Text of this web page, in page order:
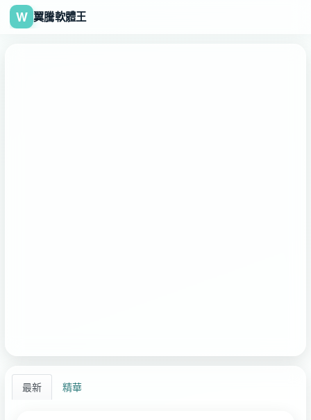
W 翼騰軟體王
最新 精華